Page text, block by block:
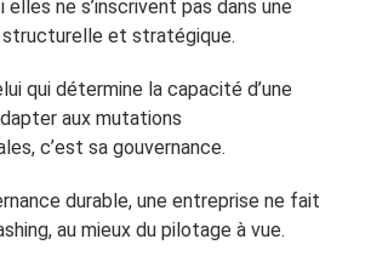
ne s’inscrivent pas dans une
et stratégique.
qui détermine la capacité d’une
aux mutations
c’est sa gouvernance.
durable, une entreprise ne fait
au mieux du pilotage à vue.